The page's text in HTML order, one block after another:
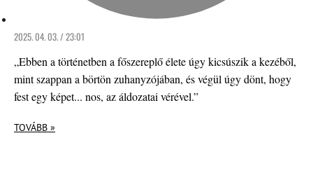
2025. 04. 03. / 23:01
„Ebben a történetben a főszereplő élete úgy kicsúszik a kezéből,
mint szappan a börtön zuhanyzójában, és végül úgy dönt, hogy
fest egy képet... nos, az áldozatai vérével.”
TOVÁBB »